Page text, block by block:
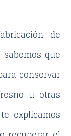
de
que
conservar
u otras
explicamos